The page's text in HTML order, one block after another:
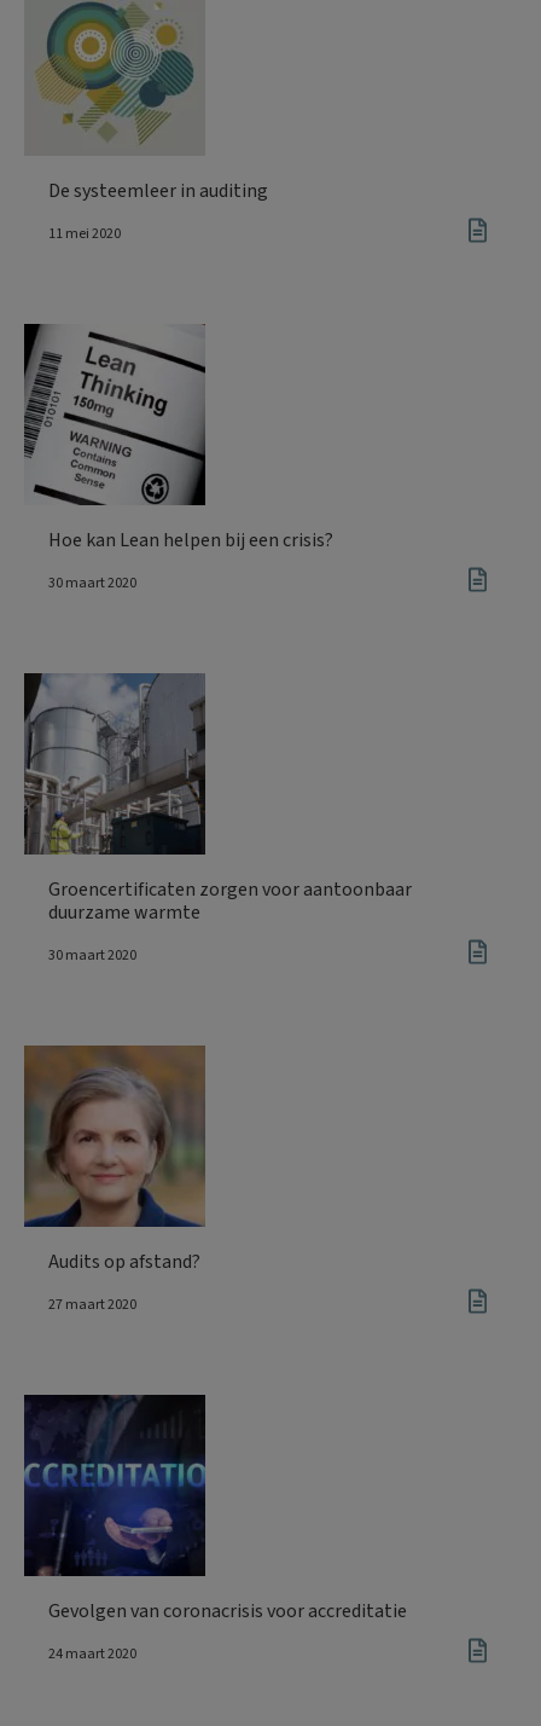
De systeemleer in auditing
11 mei 2020
Hoe kan Lean helpen bij een crisis?
30 maart 2020
Groencertificaten zorgen voor aantoonbaar
duurzame warmte
30 maart 2020
Audits op afstand?
27 maart 2020
Gevolgen van coronacrisis voor accreditatie
24 maart 2020